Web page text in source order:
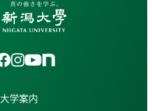
大学案内